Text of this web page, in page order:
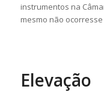
instrumentos na
mesmo não
Elevação